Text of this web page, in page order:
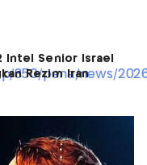
Intel Senior Israel
Rezim Iran